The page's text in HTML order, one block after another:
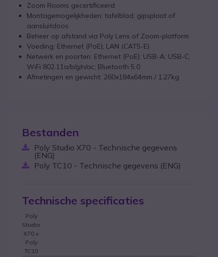
Zoom Rooms gecertificeerd
Montagemogelijkheden: tafelblad; gipsplaat of
aansluitdoos
Beheer op afstand via Poly Lens of Zoom-platform
Voeding: Ethernet (PoE); LAN (CAT5-E)
Netwerk en poorten: Ethernet (PoE); USB-A; USB-C;
WiFi 802.11a/b/g/n/ac; Bluetooth 5.0
Afmetingen en gewicht: 260x184x64mm / 1,27kg
Bestanden
Poly Studio X70 - Technische gegevens
(ENG)
Poly TC10 - Technische gegevens (ENG)
Technische specificaties
Poly
Studio
X70 +
Poly
TC10